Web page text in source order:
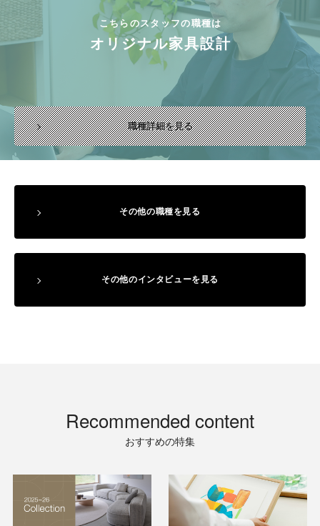
こちらのスタッフの職種は
オリジナル家具設計
職種詳細を見る
その他の職種を見る
その他のインタビューを見る
Recommended content
おすすめの特集